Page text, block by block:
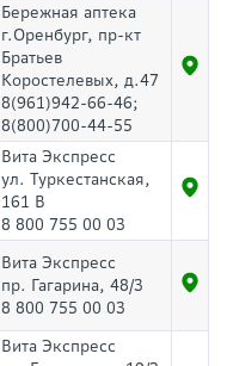
Бережная аптека
г.Оренбург, пр-кт
Братьев
Коростелевых, д.47
8(961)942-66-46;
8(800)700-44-55
Вита Экспресс
ул. Туркестанская,
161 В
8 800 755 00 03
Вита Экспресс
пр. Гагарина, 48/3
8 800 755 00 03
Вита Экспресс